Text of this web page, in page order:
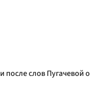
после слов Пугачевой о